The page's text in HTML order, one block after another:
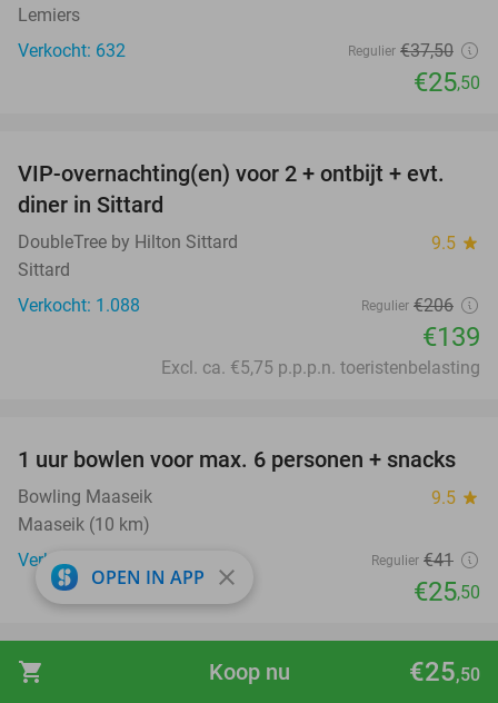
shopping_cart €25,50
Koop nu
Lemiers
Verkocht: 632
Regulier €37,50
€25,50
33%
VIP-overnachting(en) voor 2 + ontbijt + evt.
diner in Sittard
DoubleTree by Hilton Sittard 9.5 star
Sittard
Verkocht: 1.088
Regulier €206
€139
Excl. ca. €5,75 p.p.p.n. toeristenbelasting
38%
1 uur bowlen voor max. 6 personen + snacks
Bowling Maaseik 9.5 star
Maaseik (10 km)
Verkocht: 222
Regulier €41
€25,50
35%
Indische 2-gangenlunch
OPEN IN APP close